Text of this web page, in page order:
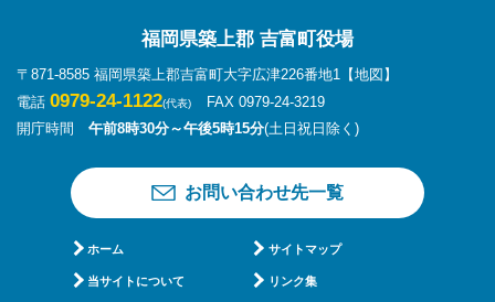
福岡県築上郡 吉富町役場
〒871-8585 福岡県築上郡吉富町大字広津226番地1
【地図】
電話 0979-24-1122(代表)
FAX 0979-24-3219
開庁時間 午前8時30分～午後5時15分(土日祝日除く)
お問い合わせ先一覧
ホーム サイトマップ
当サイトについて リンク集